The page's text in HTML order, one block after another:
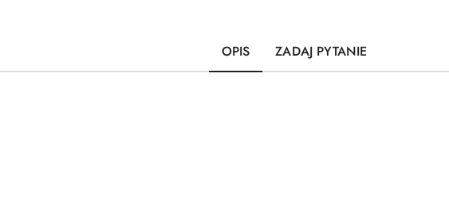
OPIS ZADAJ PYTANIE